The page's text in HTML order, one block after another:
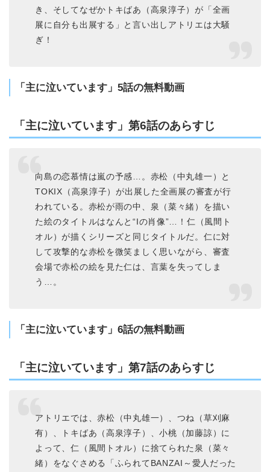
き、そしてなぜかトキばあ（高泉淳子）が「全画
展に自分も出展する」と言い出しアトリエは大騒
ぎ！
「主に泣いています」5話の無料動画
「主に泣いています」第6話のあらすじ
向島の恋慕情は嵐の予感…。赤松（中丸雄一）と
TOKIX（高泉淳子）が出展した全画展の審査が行
われている。赤松が雨の中、泉（菜々緒）を描い
た絵のタイトルはなんと“Iの肖像”…！仁（風間ト
オル）が描くシリーズと同じタイトルだ。仁に対
して攻撃的な赤松を微笑ましく思いながら、審査
会場で赤松の絵を見た仁は、言葉を失ってしま
う…。
「主に泣いています」6話の無料動画
「主に泣いています」第7話のあらすじ
アトリエでは、赤松（中丸雄一）、つね（草刈麻
有）、トキばあ（高泉淳子）、小桃（加藤諒）に
よって、仁（風間トオル）に捨てられた泉（菜々
緒）をなぐさめる「ふられてBANZAI～愛人だった